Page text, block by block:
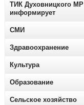
ТИК Духовницкого МР
информирует
СМИ
Здравоохранение
Культура
Образование
Сельское хозяйство